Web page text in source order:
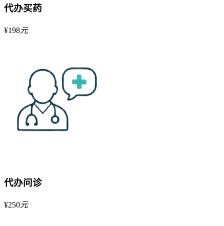
代办买药
¥198元
代办问诊
¥250元